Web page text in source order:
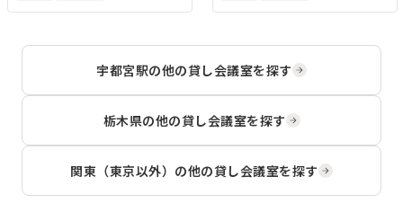
宇都宮駅の他の貸し会議室を探す
栃木県の他の貸し会議室を探す
関東（東京以外） の他の貸し会議室を探す